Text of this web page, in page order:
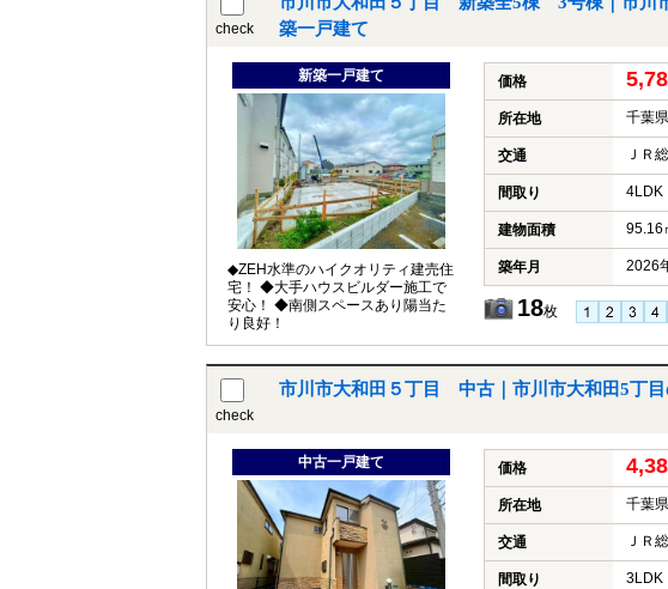
check
築一戸建て
新築一戸建て
◆ZEH水準のハイクオリティ建売住
宅！ ◆大手ハウスビルダー施工で
安心！ ◆南側スペースあり陽当た
り良好！
価格
所在地 千葉
交通 ＪＲ
間取り 4LDK
建物面積 95.16
築年月 2026
18枚
check
市川市大和田５丁目 中古｜市川市大和田5丁目
中古一戸建て 価格
所在地 千葉
交通 ＪＲ
間取り 3LDK